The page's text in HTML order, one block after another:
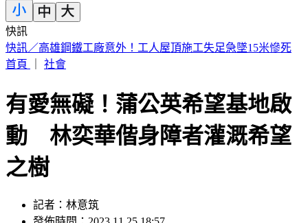
快訊
快訊／蔣市府人事異動！發言人李政軒請辭
首頁
社會
有愛無礙！蒲公英希望基地啟
動 林奕華偕身障者灌溉希望
之樹
記者：林意筑